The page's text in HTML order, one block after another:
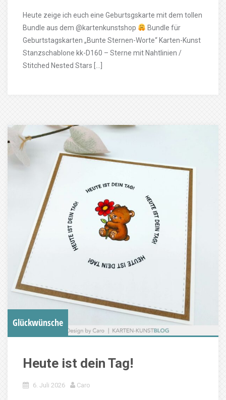
Heute zeige ich euch eine Geburtsgskarte mit dem tollen
Bundle aus dem @kartenkunstshop
Bundle für
Geburtstagskarten „Bunte Sternen-Worte“ Karten-Kunst
Stanzschablone kk-D160 – Sterne mit Nahtlinien /
Stitched Nested Stars […]
Glückwünsche
Heute ist dein Tag!
6. Juli 2026 Caro